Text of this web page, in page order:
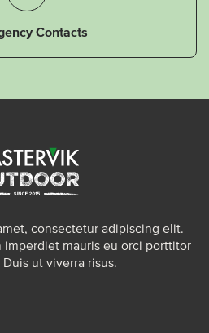
Contacts
consectetur adipiscing elit.
mauris eu orci porttitor
ut viverra risus.